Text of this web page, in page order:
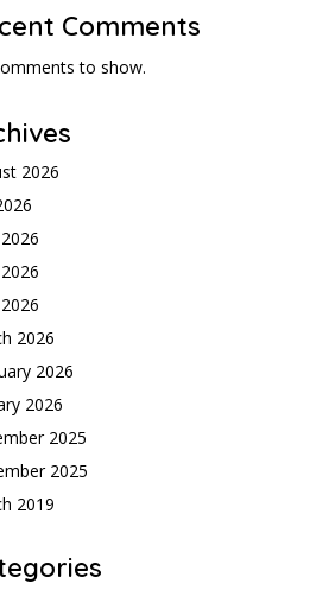
Comments
to show.
2026
2026
2026
2026
2025
2025
2019